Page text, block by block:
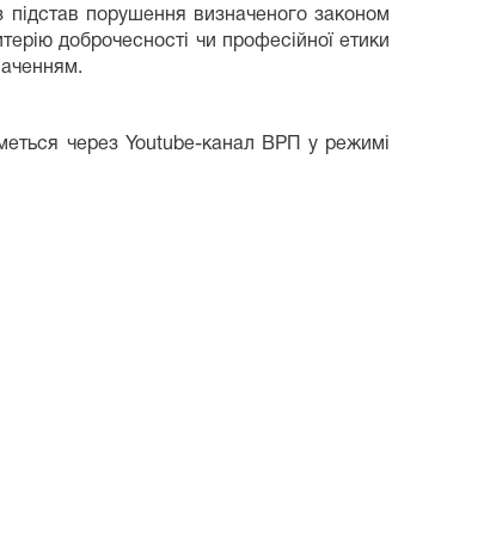
порушення визначеного законом
доброчесності чи професійної етики
через Youtube-канал ВРП у режимі